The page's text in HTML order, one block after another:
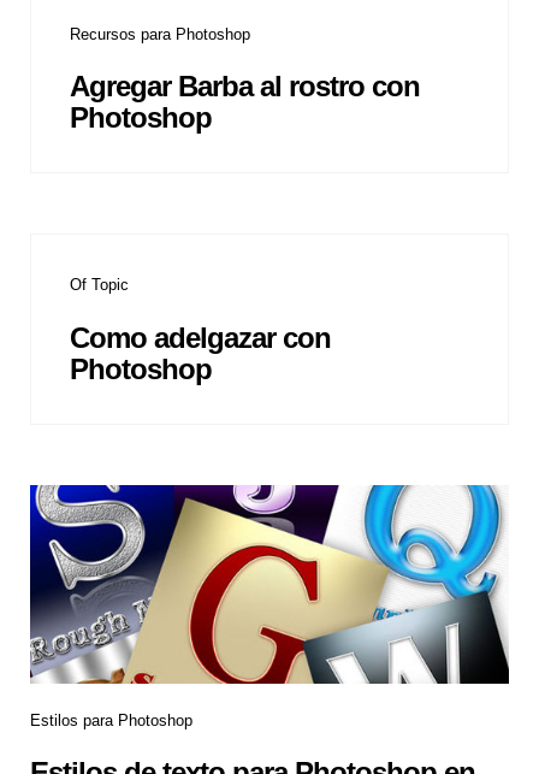
Recursos para Photoshop
Agregar Barba al rostro con
Photoshop
Of Topic
Como adelgazar con
Photoshop
Estilos para Photoshop